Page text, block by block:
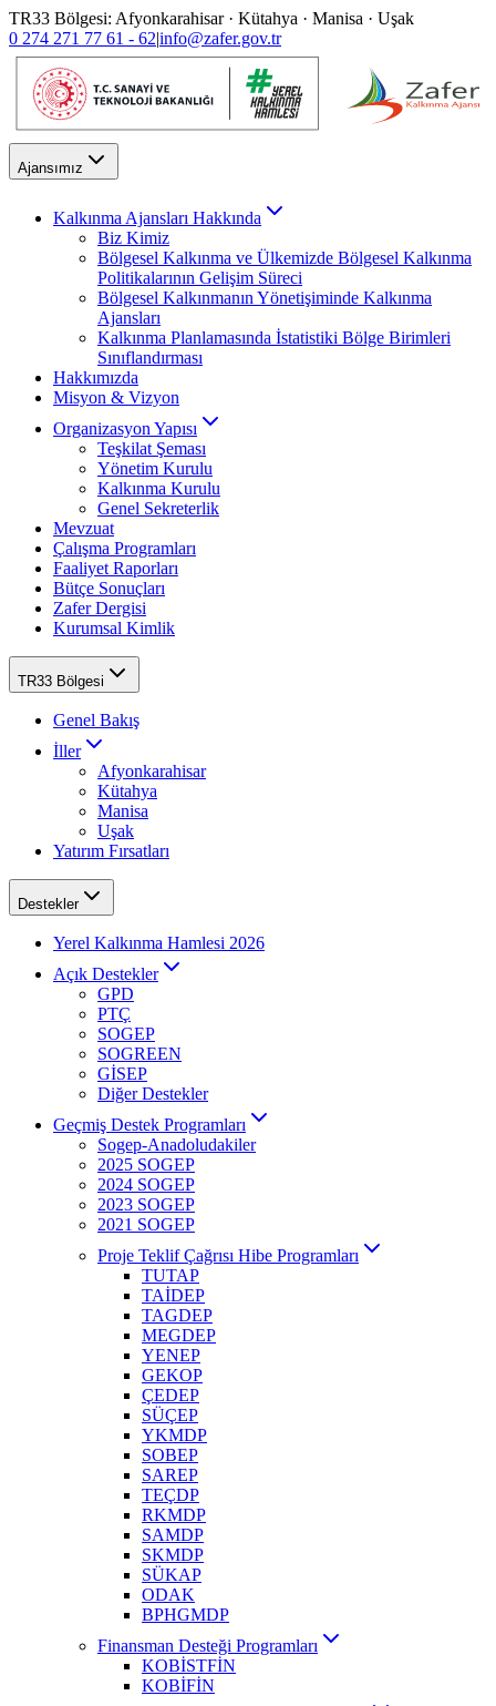
TR33 Bölgesi: Afyonkarahisar · Kütahya · Manisa · Uşak
0 274 271 77 61 - 62|info@zafer.gov.tr
Ajansımız
Kalkınma Ajansları Hakkında
Biz Kimiz
Bölgesel Kalkınma ve Ülkemizde Bölgesel Kalkınma
Politikalarının Gelişim Süreci
Bölgesel Kalkınmanın Yönetişiminde Kalkınma
Ajansları
Kalkınma Planlamasında İstatistiki Bölge Birimleri
Sınıflandırması
Hakkımızda
Misyon & Vizyon
Organizasyon Yapısı
Teşkilat Şeması
Yönetim Kurulu
Kalkınma Kurulu
Genel Sekreterlik
Mevzuat
Çalışma Programları
Faaliyet Raporları
Bütçe Sonuçları
Zafer Dergisi
Kurumsal Kimlik
TR33 Bölgesi
Genel Bakış
İller
Afyonkarahisar
Kütahya
Manisa
Uşak
Yatırım Fırsatları
Destekler
Yerel Kalkınma Hamlesi 2026
Açık Destekler
GPD
PTÇ
SOGEP
SOGREEN
GİSEP
Diğer Destekler
Geçmiş Destek Programları
Sogep-Anadoludakiler
2025 SOGEP
2024 SOGEP
2023 SOGEP
2021 SOGEP
Proje Teklif Çağrısı Hibe Programları
TUTAP
TAİDEP
TAGDEP
MEGDEP
YENEP
GEKOP
ÇEDEP
SÜÇEP
YKMDP
SOBEP
SAREP
TEÇDP
RKMDP
SAMDP
SKMDP
SÜKAP
ODAK
BPHGMDP
Finansman Desteği Programları
KOBİSTFİN
KOBİFİN